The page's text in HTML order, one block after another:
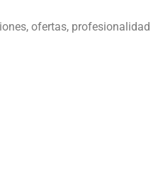
ofertas, profesionalidad